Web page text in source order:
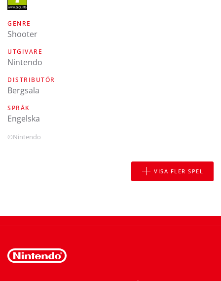
GENRE
Shooter
UTGIVARE
Nintendo
DISTRIBUTÖR
Bergsala
SPRÅK
engelska
©Nintendo
VISA FLER SPEL